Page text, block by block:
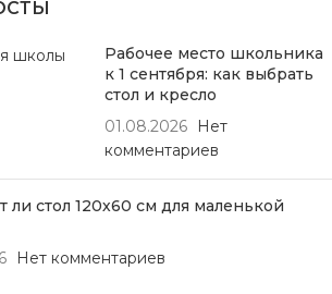
Рабочее место школьника
к 1 сентября: как выбрать
стол и кресло
01.08.2026
Нет
комментариев
ли стол 120х60 см для маленькой
Нет комментариев